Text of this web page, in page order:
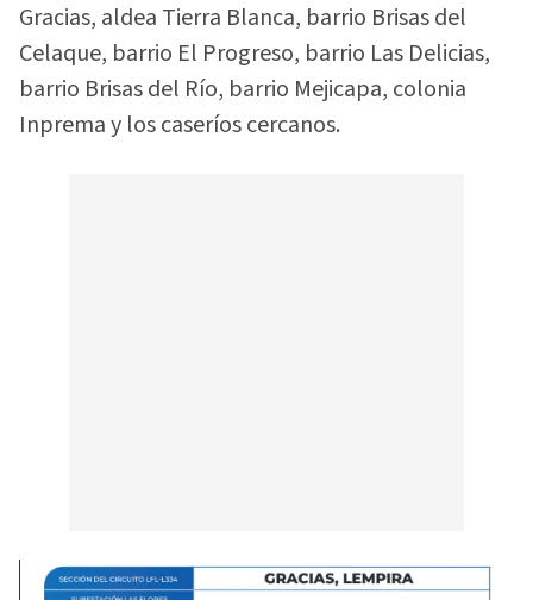
Gracias, aldea Tierra Blanca, barrio Brisas del
Celaque, barrio El Progreso, barrio Las Delicias,
barrio Brisas del Río, barrio Mejicapa, colonia
Inprema y los caseríos cercanos.